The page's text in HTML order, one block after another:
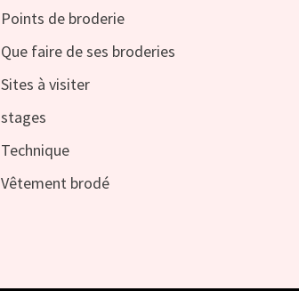
Points de broderie
Que faire de ses broderies
Sites à visiter
stages
Technique
Vêtement brodé